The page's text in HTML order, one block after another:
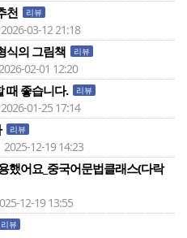
천 리뷰
03-12 21:18
식의 그림책 리뷰
02-01 12:20
때 좋습니다. 리뷰
01-25 17:14
리뷰
12-19 14:23
했어요_중국어문법클래스(다락
12-19 13:55
리뷰